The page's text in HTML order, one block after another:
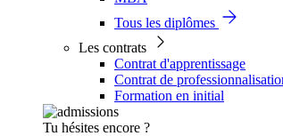
Tous les diplômes
Les contrats
Contrat d'apprentissage
Contrat de
Formation en initial
Tu hésites encore ?